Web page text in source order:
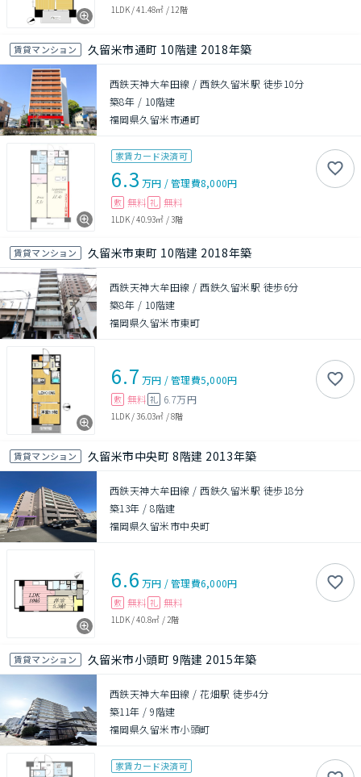
1LDK/41.48㎡ / 12階
賃貸マンション 久留米市通町 10階建 2018年築
西鉄天神大牟田線 / 西鉄久留米駅 徒歩10分
築8年 / 10階建
福岡県久留米市通町
家賃カード決済可
6.3 万円 /管理費8,000円
敷 無料 礼 無料
1LDK/40.93㎡ /3階
賃貸マンション 久留米市東町 10階建 2018年築
西鉄天神大牟田線 / 西鉄久留米駅 徒歩6分
築8年 / 10階建
福岡県久留米市東町
6.7 万円 /管理費5,000円
敷 無料 礼 6.7万円
1LDK/36.03㎡ /8階
賃貸マンション 久留米市中央町 8階建 2013年築
西鉄天神大牟田線 / 西鉄久留米駅 徒歩18分
築13年 /8階建
福岡県久留米市中央町
6.6 万円 /管理費6,000円
敷 無料 礼 無料
1LDK/40.8㎡ / 2階
賃貸マンション 久留米市小頭町 9階建 2015年築
西鉄天神大牟田線 / 花畑駅 徒歩4分
築11年 /9階建
福岡県久留米市小頭町
家賃カード決済可